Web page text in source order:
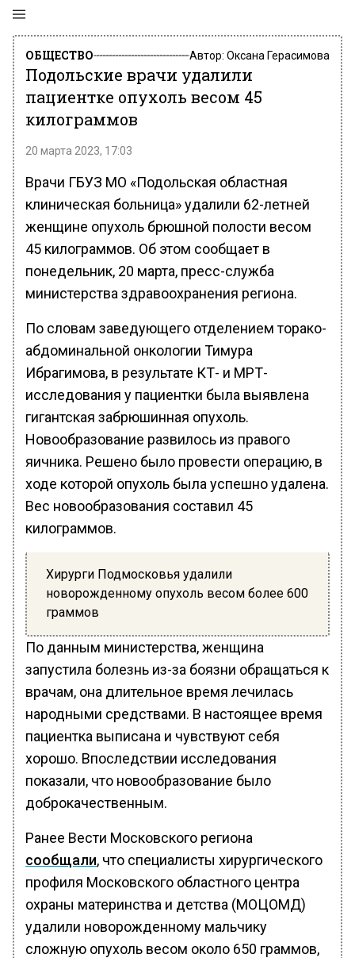
ОБЩЕСТВО Автор: Оксана Герасимова
Подольские врачи удалили
пациентке опухоль весом 45
килограммов
20 марта 2023, 17:03
Врачи ГБУЗ МО «Подольская областная
клиническая больница» удалили 62-летней
женщине опухоль брюшной полости весом
45 килограммов. Об этом сообщает в
понедельник, 20 марта, пресс-служба
министерства здравоохранения региона.
По словам заведующего отделением торако-
абдоминальной онкологии Тимура
Ибрагимова, в результате КТ- и МРТ-
исследования у пациентки была выявлена
гигантская забрюшинная опухоль.
Новообразование развилось из правого
яичника. Решено было провести операцию, в
ходе которой опухоль была успешно удалена.
Вес новообразования составил 45
килограммов.
Хирурги Подмосковья удалили
новорожденному опухоль весом более 600
граммов
По данным министерства, женщина
запустила болезнь из-за боязни обращаться к
врачам, она длительное время лечилась
народными средствами. В настоящее время
пациентка выписана и чувствуют себя
хорошо. Впоследствии исследования
показали, что новообразование было
доброкачественным.
Ранее Вести Московского региона
сообщали, что специалисты хирургического
профиля Московского областного центра
охраны материнства и детства (МОЦОМД)
удалили новорожденному мальчику
сложную опухоль весом около 650 граммов,